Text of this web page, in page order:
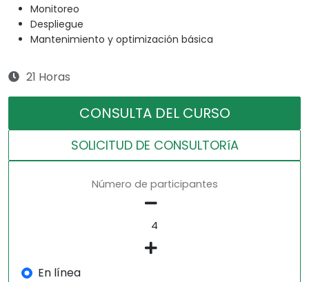
Monitoreo
Despliegue
Mantenimiento y optimización básica
21 Horas
CONSULTA DEL CURSO
SOLICITUD DE CONSULTORíA
Número de participantes
En línea